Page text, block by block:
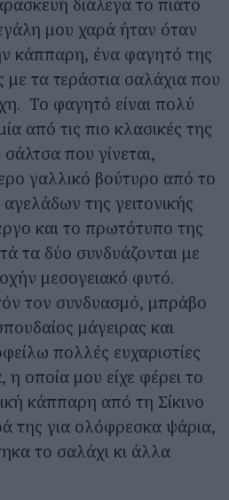
διάλεγα το πιάτο
μου χαρά ήταν όταν
κάππαρη, ένα φαγητό της
με τα τεράστια σαλάχια που
Το φαγητό είναι πολύ
από τις πιο κλασικές της
που γίνεται,
γαλλικό βούτυρο από το
της γειτονικής
και το πρωτότυπο της
τα δύο συνδυάζονται με
μεσογειακό φυτό.
τον συνδυασμό, μπράβο
μάγειρας και
πολλές ευχαριστίες
οποία μου είχε φέρει το
κάππαρη από τη Σίκινο
της για ολόφρεσκα ψάρια,
το σαλάχι κι άλλα